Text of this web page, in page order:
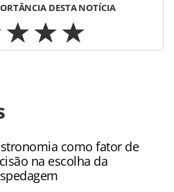
DESTA NOTÍCIA
retomada-das-
unido-anuncia-fim-do-
ou as
página. Todo o conteúdo
Editora é protegido pela
autoral. Não reproduza o
como fator de
na escolha da